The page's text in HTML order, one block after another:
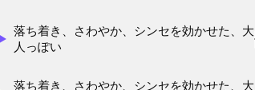
落ち着き、さわやか、シンセを効かせた、大
人っぽい
落ち着き、さわやか、シンセを効かせた、大